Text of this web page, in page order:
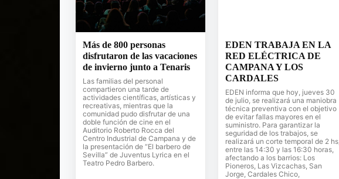
Más de 800 personas
disfrutaron de las vacaciones
de invierno junto a Tenaris
Las familias del personal
compartieron una tarde de
actividades científicas, artísticas y
recreativas, mientras que la
comunidad pudo disfrutar de una
doble función de cine en el
Auditorio Roberto Rocca del
Centro Industrial de Campana y de
la presentación de “El barbero de
Sevilla” de Juventus Lyrica en el
Teatro Pedro Barbero.
EDEN TRABAJA EN LA
RED ELÉCTRICA DE
CAMPANA Y LOS
CARDALES
EDEN informa que hoy, jueves 30
de julio, se realizará una maniobra
técnica preventiva con el objetivo
de evitar fallas mayores en el
suministro. Para garantizar la
seguridad de los trabajos, se
realizará un corte temporal de 2 hs,
entre las 14:30 y las 16:30 horas,
afectando a los barrios: Los
Pioneros, Las Vizcachas, San
Jorge, Cardales Chico,